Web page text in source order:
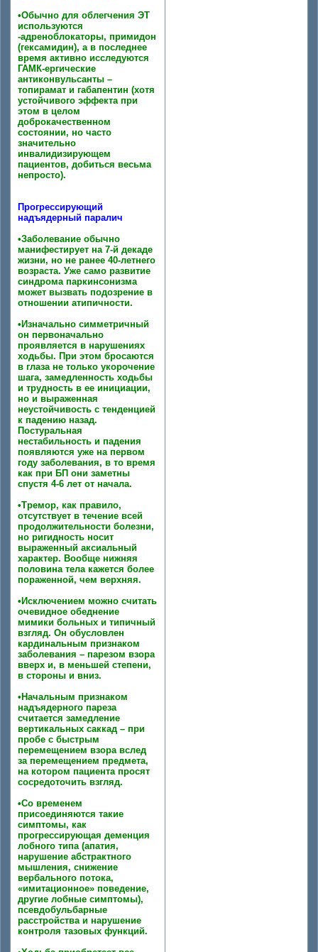
•Обычно для облегчения ЭТ
используются
-адреноблокаторы, примидон
(гексамидин), а в последнее
время активно исследуются
ГАМК-ергические
антиконвульсанты –
топирамат и габапентин (хотя
устойчивого эффекта при
этом в целом
доброкачественном
состоянии, но часто
значительно
инвалидизирующем
пациентов, добиться весьма
непросто).
Прогрессирующий
надъядерный паралич
•Заболевание обычно
манифестирует на 7-й декаде
жизни, но не ранее 40-летнего
возраста. Уже само развитие
синдрома паркинсонизма
может вызвать подозрение в
отношении атипичности.
•Изначально симметричный
он первоначально
проявляется в нарушениях
ходьбы. При этом бросаются
в глаза не только укорочение
шага, замедленность ходьбы
и трудность в ее инициации,
но и выраженная
неустойчивость с тенденцией
к падению назад.
Постуральная
нестабильность и падения
появляются уже на первом
году заболевания, в то время
как при БП они заметны
спустя 4-6 лет от начала.
•Тремор, как правило,
отсутствует в течение всей
продолжительности болезни,
но ригидность носит
выраженный аксиальный
характер. Вообще нижняя
половина тела кажется более
пораженной, чем верхняя.
•Исключением можно считать
очевидное обеднение
мимики больных и типичный
взгляд. Он обусловлен
кардинальным признаком
заболевания – парезом взора
вверх и, в меньшей степени,
в стороны и вниз.
•Начальным признаком
надъядерного пареза
считается замедление
вертикальных саккад – при
пробе с быстрым
перемещением взора вслед
за перемещением предмета,
на котором пациента просят
сосредоточить взгляд.
•Со временем
присоединяются такие
симптомы, как
прогрессирующая деменция
лобного типа (апатия,
нарушение абстрактного
мышления, снижение
вербального потока,
«имитационное» поведение,
другие лобные симптомы),
псевдобульбарные
расстройства и нарушение
контроля тазовых функций.